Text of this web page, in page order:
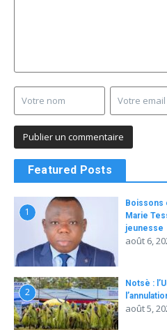
Featured Posts
1
Boissons
Marie
jeunesse
août 6,
2
Notsè :
août 5,